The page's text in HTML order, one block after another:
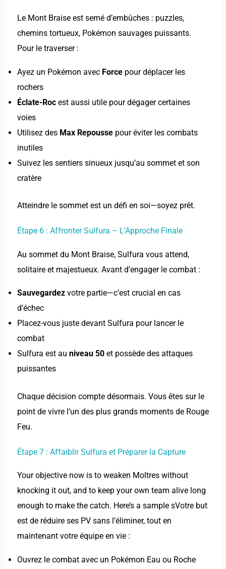
Le Mont Braise est semé d’embûches : puzzles,
chemins tortueux, Pokémon sauvages puissants.
Pour le traverser :
Ayez un Pokémon avec Forcepour déplacer les
rochers
Éclate-Rocest aussi utile pour dégager certaines
voies
Utilisez des Max Repoussepour éviter les combats
inutiles
Suivez les sentiers sinueux jusqu’au sommet et son
cratère
Atteindre le sommet est un défi en soi—soyez prêt.
Étape 6 : Affronter Sulfura – L’Approche Finale
Au sommet du Mont Braise, Sulfura vous attend,
solitaire et majestueux. Avant d’engager le combat :
Sauvegardezvotre partie—c’est crucial en cas
d’échec
Placez-vous juste devant Sulfura pour lancer le
combat
Sulfura est au niveau 50et possède des attaques
puissantes
Chaque décision compte désormais. Vous êtes sur le
point de vivre l’un des plus grands moments de Rouge
Feu.
Étape 7 : Affaiblir Sulfura et Préparer la Capture
Your objective now is to weaken Moltres without
knocking it out, and to keep your own team alive long
enough to make the catch. Here’s a sample sVotre but
est de réduire ses PV sans l’éliminer, tout en
maintenant votre équipe en vie :
Ouvrez le combat avec un Pokémon Eau ou Roche